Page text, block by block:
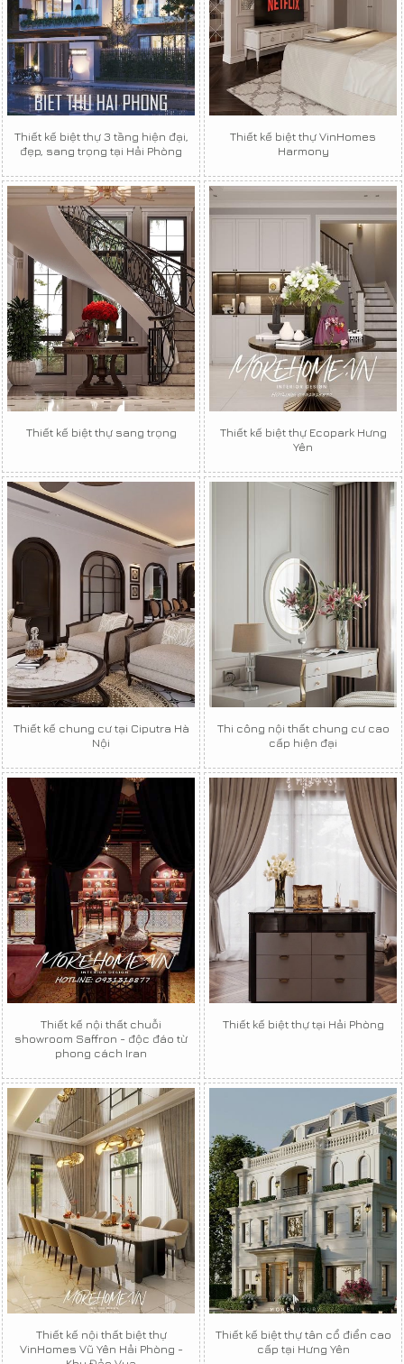
Thiết kế biệt thự 3 tầng hiện đại,
đẹp, sang trọng tại Hải Phòng
Thiết kế biệt thự VinHomes
Harmony
Thiết kế biệt thự sang trọng
Thiết kế biệt thự Ecopark Hưng
Yên
Thiết kế chung cư tại Ciputra Hà
Nội
Thi công nội thất chung cư cao
cấp hiện đại
Thiết kế nội thất chuỗi
showroom Saffron - độc đáo từ
phong cách Iran
Thiết kế biệt thự tại Hải Phòng
Thiết kế nội thất biệt thự
VinHomes Vũ Yên Hải Phòng -
Thiết kế biệt thự tân cổ điển cao
cấp tại Hưng Yên